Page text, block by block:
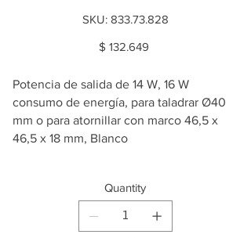
SKU: SKU
833.73.828
833.73.828
Price
$ 132.649
Potencia de salida de 14 W, 16 W
consumo de energía, para taladrar Ø40
mm o para atornillar con marco 46,5 x
46,5 x 18 mm, Blanco
Quantity